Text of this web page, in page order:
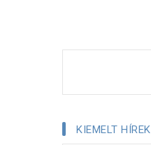
KIEMELT HÍREK